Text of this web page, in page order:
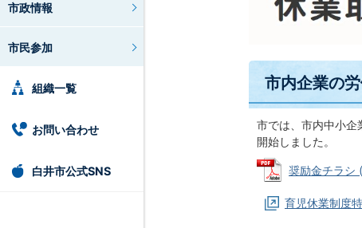
市政情報
市民参加
組織一覧
お問い合わせ
白井市公式SNS
市内企業の
市では、市内中小企
開始しました。
奨励金チラシ
育児休業制度